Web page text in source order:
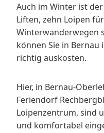
Auch im Winter ist
Liften, zehn Loipen
Winterwanderwegen
können Sie in
richtig auskosten.
Hier, in Bernau-
Feriendorf
Loipenzentrum, sind
und komfortabel